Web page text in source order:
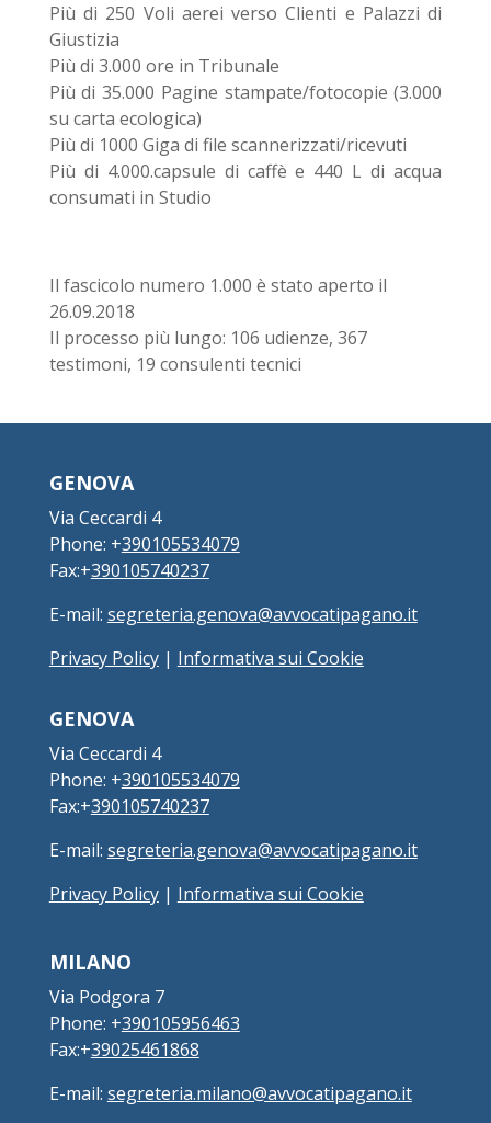
Più di 250 Voli aerei verso Clienti e Palazzi di
Giustizia
Più di 3.000 ore in Tribunale
Più di 35.000 Pagine stampate/fotocopie (3.000
su carta ecologica)
Più di 1000 Giga di file scannerizzati/ricevuti
Più di 4.000.capsule di caffè e 440 L di acqua
consumati in Studio
Il fascicolo numero 1.000 è stato aperto il
26.09.2018
Il processo più lungo: 106 udienze, 367
testimoni, 19 consulenti tecnici
GENOVA
Via Ceccardi 4
Phone: +390105534079
Fax:+390105740237
E-mail: segreteria.genova@avvocatipagano.it
Privacy Policy| Informativa sui Cookie
GENOVA
Via Ceccardi 4
Phone: +390105534079
Fax:+390105740237
E-mail: segreteria.genova@avvocatipagano.it
Privacy Policy| Informativa sui Cookie
MILANO
Via Podgora 7
Phone: +390105956463
Fax:+39025461868
E-mail: segreteria.milano@avvocatipagano.it